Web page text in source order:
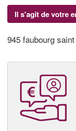
Il s'agit de votre
945 faubourg